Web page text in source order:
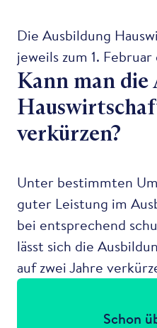
Die Ausbildung
jeweils zum 1.
Kann man die
verkürzen?
Unter bestimmten
guter Leistung im
bei entsprechend
lässt sich die
auf zwei Jahre
Schon